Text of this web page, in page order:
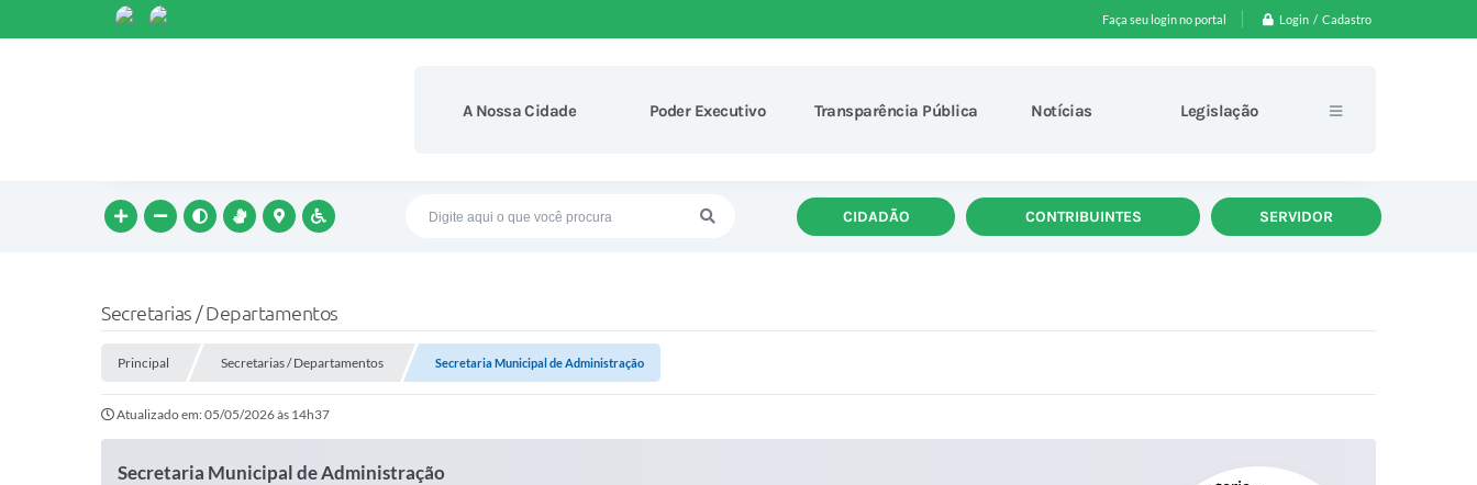
Faça seu login no portal Login / Cadastro
A Nossa Cidade Poder Executivo Transparência Pública Notícias Legislação
CIDADÃO CONTRIBUINTES SERVIDOR
Secretarias / Departamentos
Principal Secretarias / Departamentos Secretaria Municipal de Administração
Atualizado em: 05/05/2026 às 14h37
Secretaria Municipal de Administração